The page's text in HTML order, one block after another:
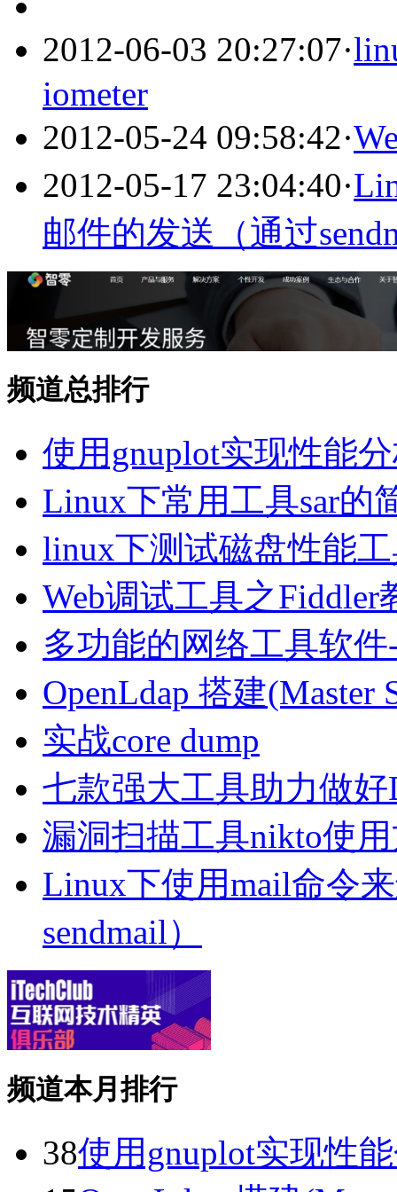
2012-06-03 20:27:07·
iometer
2012-05-24 09:58:42·
2012-05-17 23:04:40·
邮件的发送（通过
频道总排行
使用gnuplot实现性能
Linux下常用工具sar的
linux下测试磁盘性能工
Web调试工具之Fiddler
多功能的网络工具软件
OpenLdap 搭建
实战core dump
七款强大工具助力做好
漏洞扫描工具nikto使
Linux下使用mail命令
sendmail）
频道本月排行
38使用gnuplot实现性